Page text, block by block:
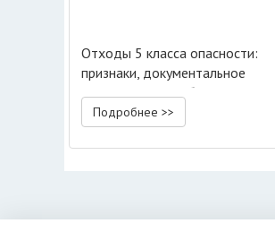
Отходы 5 класса опасности:
признаки, документальное
оформление, особенности
обращения
Подробнее >>